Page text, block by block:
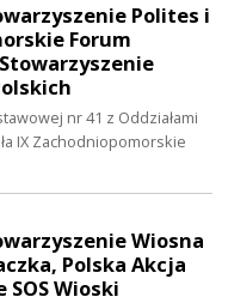
Polites i
Forum
nr 41 z Oddziałami
IX Zachodniopomorskie
Wiosna
Polska Akcja
Wioski